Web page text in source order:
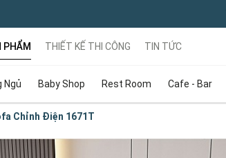
PHẨM
Ngủ Baby Shop Rest Room Cafe - Bar
THIẾT KẾ THI CÔNG TIN TỨC
Chỉnh Điện 1671T